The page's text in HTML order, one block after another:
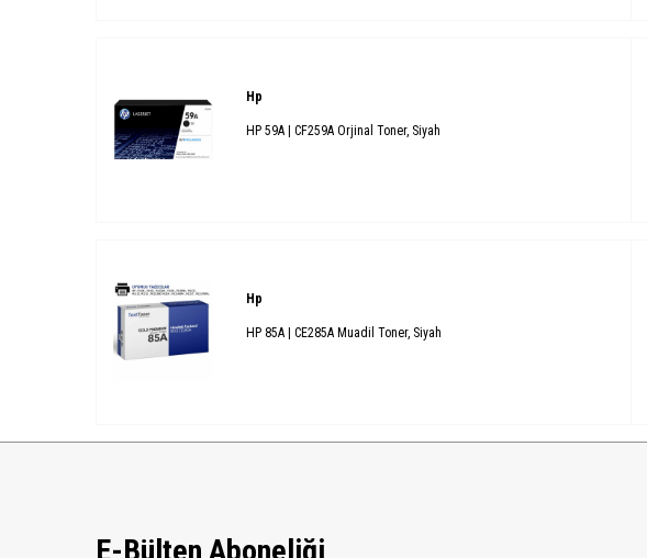
Hp
HP 59A | CF259A Orjinal Toner, Siyah
Hp
HP 85A | CE285A Muadil Toner, Siyah
E-Bülten Aboneliği